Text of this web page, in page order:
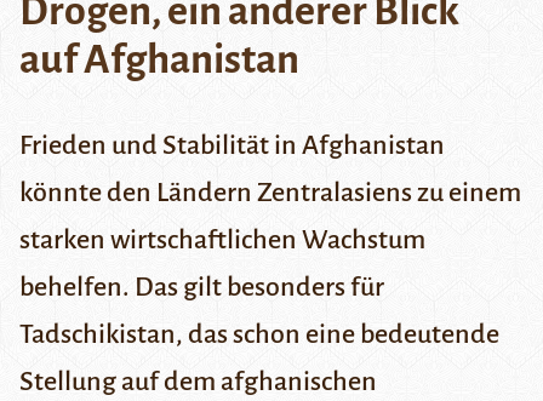
Drogen, ein anderer Blick
auf Afghanistan
Frieden und Stabilität in Afghanistan
könnte den Ländern Zentralasiens zu einem
starken wirtschaftlichen Wachstum
behelfen. Das gilt besonders für
Tadschikistan, das schon eine bedeutende
Stellung auf dem afghanischen